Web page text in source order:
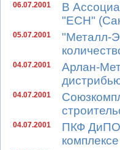
06.07.2001
В
"ЕСН"
05.07.2001
"Металл-
04.07.2001
Арлан-
04.07.2001
04.07.2001
ПКФ